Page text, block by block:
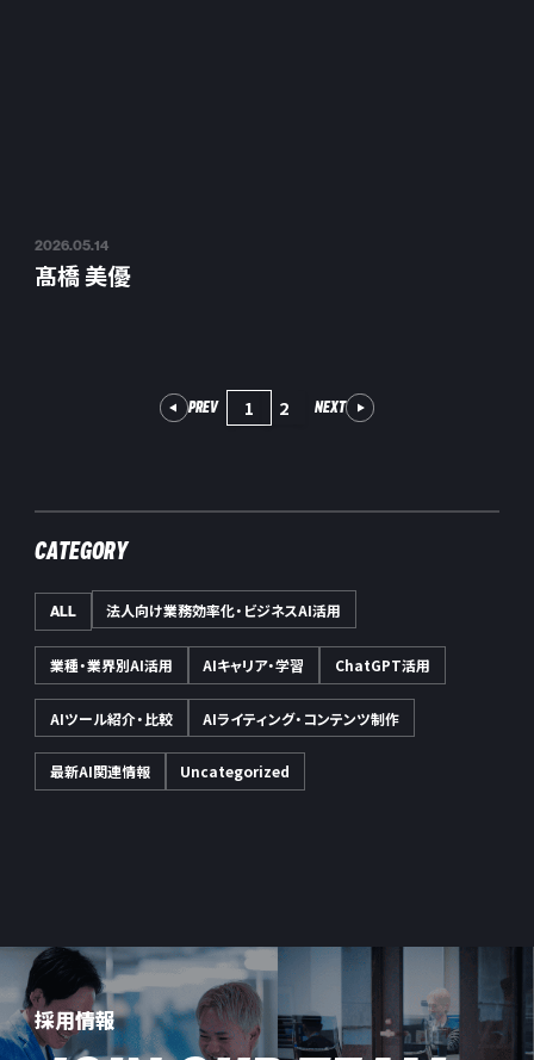
2026.05.14
髙橋 美優
PREV 1 2 NEXT
CATEGORY
ALL 法人向け業務効率化・ビジネスAI活用
業種・業界別AI活用 AIキャリア・学習 ChatGPT活用
AIツール紹介・比較 AIライティング・コンテンツ制作
最新AI関連情報 Uncategorized
採用情報